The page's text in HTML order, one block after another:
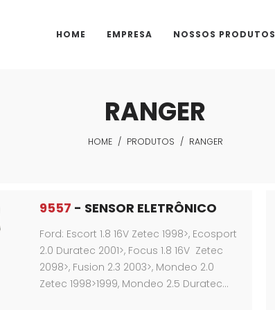
HOME EMPRESA NOSSOS PRODUTOS
RANGER
HOME / PRODUTOS / RANGER
9557 - SENSOR ELETRÔNICO
Ford: Escort 1.8 16V Zetec 1998>, Ecosport
2.0 Duratec 2001>, Focus 1.8 16V Zetec
2098>, Fusion 2.3 2003>, Mondeo 2.0
Zetec 1998>1999, Mondeo 2.5 Duratec…